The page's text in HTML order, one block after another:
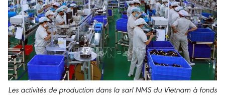
Les activités de production dans la sarl NMS du Vietnam à fonds